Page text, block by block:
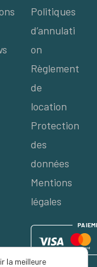
Politiques
d’annulati
on
Règlement
de
location
Protection
des
données
Mentions
légales
PAIEM
la meilleure